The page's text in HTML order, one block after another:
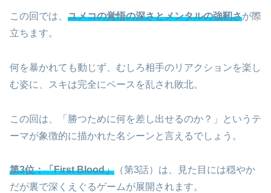
この回では、 ユメコの覚悟の深さとメンタルの強靭さが際
立ちます。
何を暴かれても動じず、むしろ相手のリアクションを楽し
む姿に、スキは完全にペースを乱され敗北。
この回は、「勝つために何を差し出せるのか？」というテ
ーマが象徴的に描かれた名シーンと言えるでしょう。
第3位：「First Blood」 （第3話）は、見た目には穏やか
だが裏で深くえぐるゲームが展開されます。